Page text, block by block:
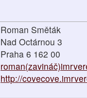
Roman Směták
Nad Octárnou 3
Praha 6 162 00
http://